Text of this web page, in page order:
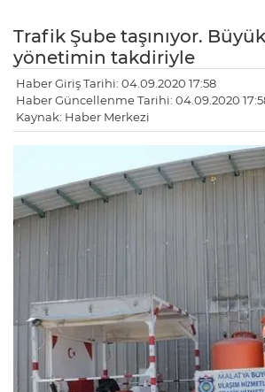
Trafik Şube taşınıyor.
yönetimin takdiriyle
Haber Giriş Tarihi: 04.09.2020 17:58
Haber Güncellenme Tarihi: 04.09.2020
Kaynak: Haber Merkezi